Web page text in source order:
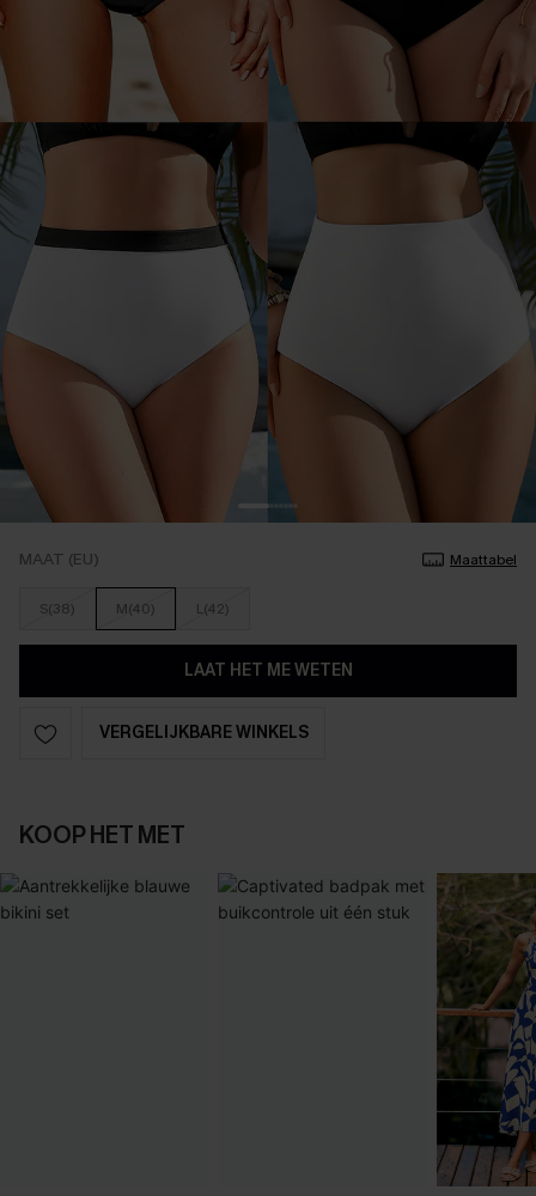
MAAT (EU) Maattabel
S(38) M(40) L(42)
LAAT HET ME WETEN
VERGELIJKBARE WINKELS
KOOP HET MET